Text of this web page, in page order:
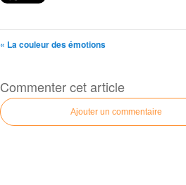
« La couleur des émotions
Commenter cet article
Ajouter un commentaire